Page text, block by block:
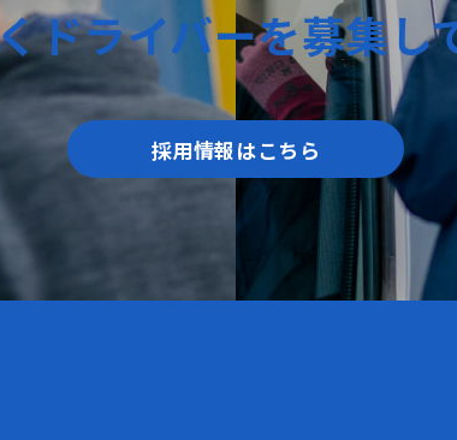
ドライバーを募集し
採用情報はこちら